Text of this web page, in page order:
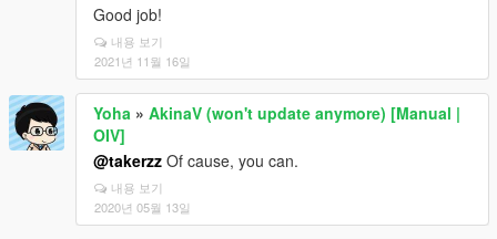
Good job!
내용 보기
2021년 11월 16일
Yoha » AkinaV (won't update anymore) [Manual |
OIV]
@takerzz Of cause, you can.
내용 보기
2020년 05월 13일